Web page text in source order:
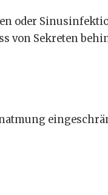
oder
von Sekreten